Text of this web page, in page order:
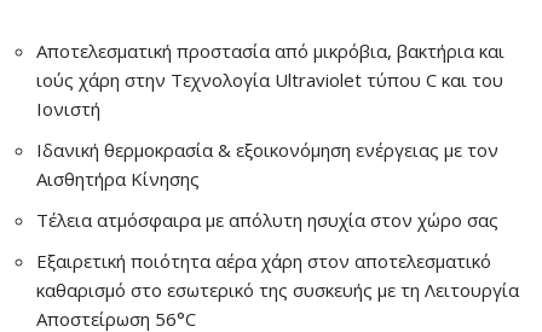
Αποτελεσματική προστασία από μικρόβια, βακτήρια και
ιούς χάρη στην Τεχνολογία Ultraviolet τύπου C και του
Ιονιστή
Ιδανική θερμοκρασία & εξοικονόμηση ενέργειας με τον
Αισθητήρα Κίνησης
Τέλεια ατμόσφαιρα με απόλυτη ησυχία στον χώρο σας
Εξαιρετική ποιότητα αέρα χάρη στον αποτελεσματικό
καθαρισμό στο εσωτερικό της συσκευής με τη Λειτουργία
Αποστείρωση 56°C